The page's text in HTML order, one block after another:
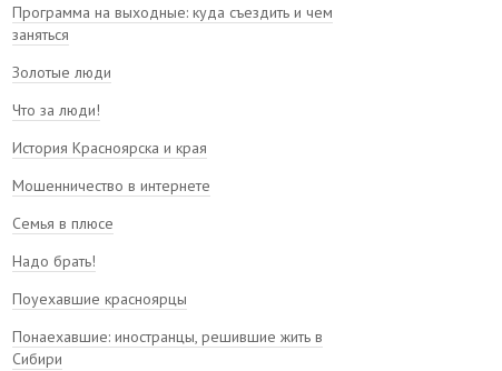
Программа на выходные: куда съездить и чем
заняться
Золотые люди
Что за люди!
История Красноярска и края
Мошенничество в интернете
Семья в плюсе
Надо брать!
Поуехавшие красноярцы
Понаехавшие: иностранцы, решившие жить в
Сибири